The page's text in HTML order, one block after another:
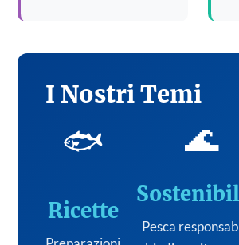
I Nostri Temi
🐟
Ricette
🌊
Pesca